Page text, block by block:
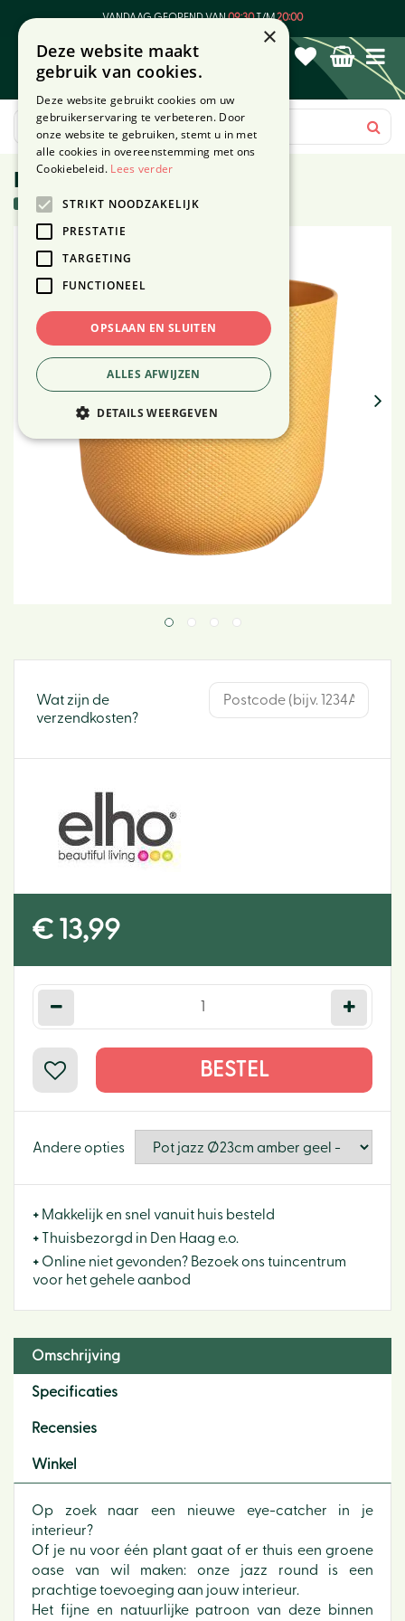
VANDAAG GEOPEND VAN09:30T/M20:00
3 stuks in voorraad
Wat zijn de
verzendkosten?
€ 13,99
Andere opties
+ Makkelijk en snel vanuit huis besteld
+ Thuisbezorgd in Den Haag e.o.
+ Online niet gevonden? Bezoek ons tuincentrum
voor het gehele aanbod
Omschrijving
Specificaties
Recensies
Winkel
Op zoek naar een nieuwe eye-catcher in je
interieur?
Of je nu voor één plant gaat of er thuis een groene
oase van wil maken: onze jazz round is een
prachtige toevoeging aan jouw interieur.
Het fijne en natuurlijke patroon van deze binnen
×
Deze website maakt
gebruik van cookies.
Deze website gebruikt cookies om uw
gebruikerservaring te verbeteren. Door
onze website te gebruiken, stemt u in met
alle cookies in overeenstemming met ons
Cookiebeleid. Lees verder
STRIKT NOODZAKELIJK
PRESTATIE
TARGETING
FUNCTIONEEL
OPSLAAN EN SLUITEN
ALLES AFWIJZEN
DETAILS WEERGEVEN